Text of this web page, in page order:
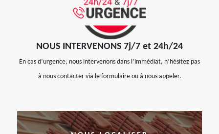
NOUS INTERVENONS 7j/7 et 24h/24
En cas d’urgence, nous intervenons dans l’immédiat, n’hésitez pas
à nous contacter via le formulaire ou à nous appeler.